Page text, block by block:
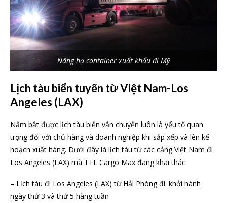
Nâng hạ container xuất khẩu đi Mỹ
Lịch tàu biển tuyến từ Việt Nam-Los
Angeles (LAX)
Nắm bắt được lịch tàu biển vận chuyển luôn là yếu tố quan
trọng đối với chủ hàng và doanh nghiệp khi sắp xếp và lên kế
hoạch xuất hàng. Dưới đây là lịch tàu từ các cảng Việt Nam đi
Los Angeles (LAX) mà TTL Cargo Max đang khai thác:
– Lịch tàu đi Los Angeles (LAX) từ Hải Phòng đi: khởi hành
ngày thứ 3 và thứ 5 hàng tuần